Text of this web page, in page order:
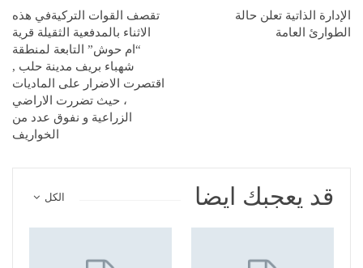
الإدارة الذاتية تعلن حالة
الطوارئ العامة
تقصف القوات التركيةفي هذه
الاثناء بالمدفعية الثقيلة قرية
“ام حوش” التابعة لمنطقة
شهباء بريف مدينة حلب ,
اقتصرت الاضرار على الماديات
، حيث تضررت الاراضي
الزراعية و نفوق عدد من
الخواريف
الكل قد يعجبك ايضا